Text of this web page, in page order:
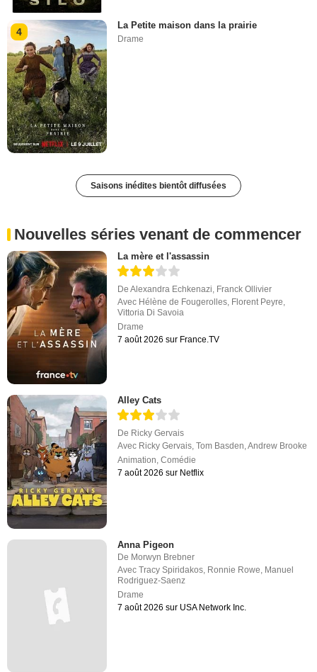
4
La Petite maison dans la prairie
Drame
Saisons inédites bientôt diffusées
Nouvelles séries venant de commencer
La mère et l'assassin
DeAlexandra Echkenazi, Franck Ollivier
Avec Hélène de Fougerolles, Florent Peyre,
Vittoria Di Savoia
Drame
7 août 2026 sur France.TV
Alley Cats
De Ricky Gervais
Avec Ricky Gervais,Tom Basden,Andrew Brooke
Animation,Comédie
7 août 2026 sur Netflix
Anna Pigeon
De Morwyn Brebner
AvecTracy Spiridakos Ronnie Rowe Manuel
Rodriguez-Saenz
Drame
7 août 2026 sur USA Network Inc.